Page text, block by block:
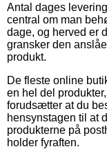
Antal dages
central om man
dage, og herved er
gransker den
produkt.
De fleste online
en hel del
forudsætter at du
hensynstagen til at
produkterne på
holder fyraften.